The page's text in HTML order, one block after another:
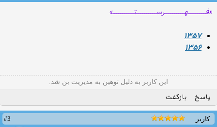
«فـــــــــهــــــــــرســــــــــتـــــــــــ»
۱۳۵۷
۱۳۵۶
این کاربر به دلیل توهین به مدیریت بن شد.
پاسخ بازگفت
کاربر
#3